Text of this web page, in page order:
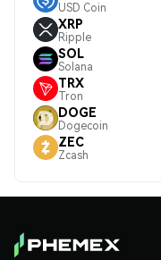
USD Coin
XRP
Ripple
SOL
Solana
TRX
Tron
DOGE
Dogecoin
ZEC
Zcash